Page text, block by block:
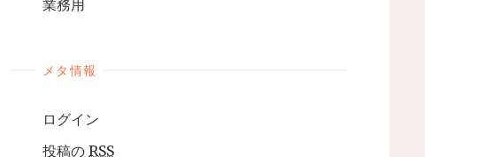
業務用
メタ情報
ログイン
投稿の RSS